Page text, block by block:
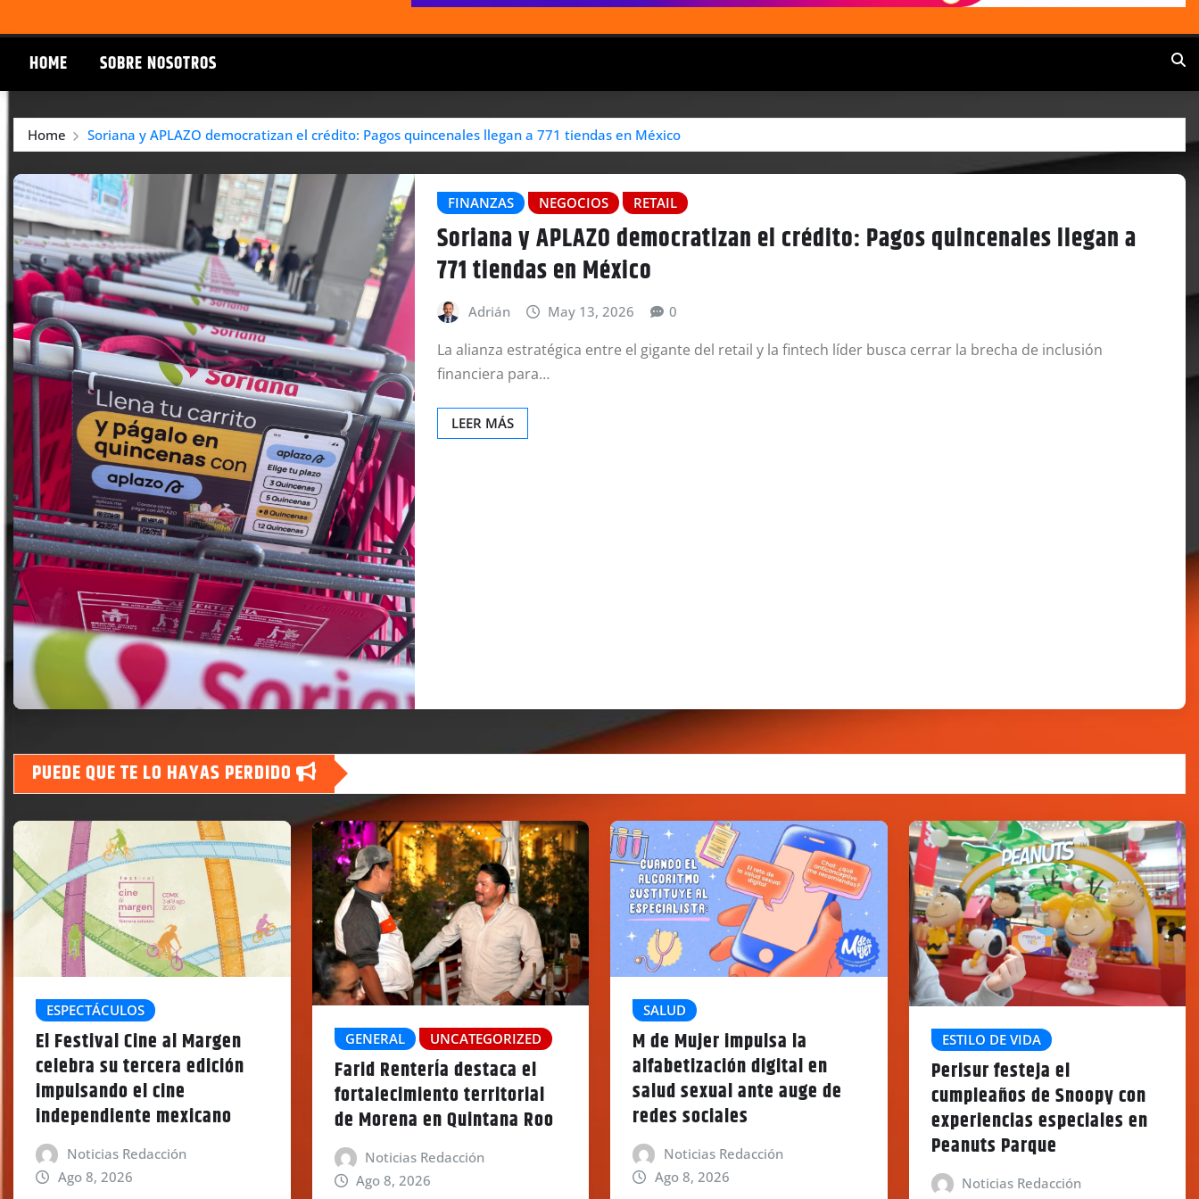
HOME SOBRE NOSOTROS
Home Soriana y APLAZO democratizan el crédito: Pagos quincenales llegan a 771 tiendas en México
FINANZAS NEGOCIOS RETAIL
Soriana y APLAZO democratizan el crédito: Pagos quincenales llegan a
771 tiendas en México
Adrián May 13, 2026 0
La alianza estratégica entre el gigante del retail y la fintech líder busca cerrar la brecha de inclusión
financiera para…
LEER MÁS
PUEDE QUE TE LO HAYAS PERDIDO
ESPECTÁCULOS
El Festival Cine al Margen
celebra su tercera edición
impulsando el cine
independiente mexicano
Noticias Redacción
Ago 8, 2026
GENERAL UNCATEGORIZED
Farid RenterÍa destaca el
fortalecimiento territorial
de Morena en Quintana Roo
Noticias Redacción
Ago 8, 2026
SALUD
M de Mujer impulsa la
alfabetización digital en
salud sexual ante auge de
redes sociales
Noticias Redacción
Ago 8, 2026
ESTILO DE VIDA
Perisur festeja el
cumpleaños de Snoopy con
experiencias especiales en
Peanuts Parque
Noticias Redacción